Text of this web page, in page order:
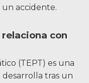
un accidente.
relaciona con
(TEPT) es una
tras un